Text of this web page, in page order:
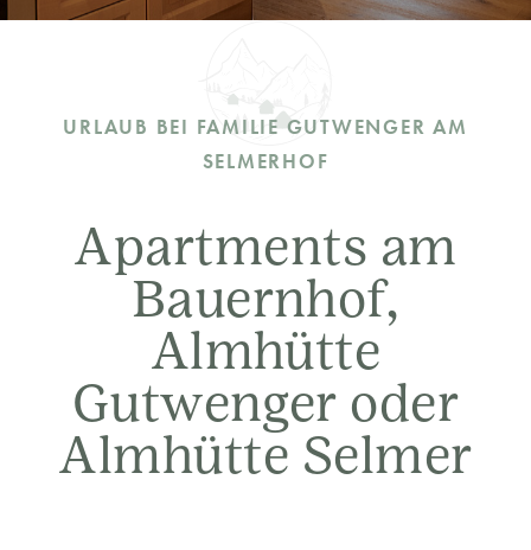
URLAUB BEI FAMILIE GUTWENGER AM
SELMERHOF
Apartments am
Bauernhof,
Almhütte
Gutwenger oder
Almhütte Selmer